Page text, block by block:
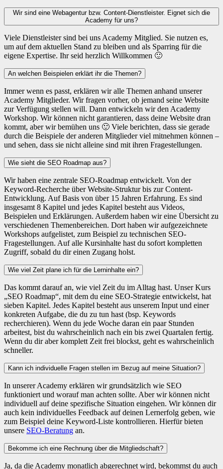
Wir sind eine Webagentur bzw. Content-Dienstleister. Eignet sich die
Academy für uns?
Viele Dienstleister sind bei uns Academy Mitglied. Sie nutzen es,
um auf dem aktuellen Stand zu bleiben und als Sparring für die
eigene Expertise. Ihr seid herzlich Willkommen 🙂
An welchen Beispielen erklärt ihr die Themen?
Immer wenn es passt, erklären wir alle Themen anhand unserer
Academy Mitglieder. Wir fragen vorher, ob jemand seine Website
zur Verfügung stellen will. Dann entwickeln wir den Academy
Workshop. Wir können nicht garantieren, dass deine Website dran
kommt, aber wir bemühen uns 🙂 Viele berichten, dass sie gerade
durch die Beispiele der anderen Mitglieder viel mitnehmen können –
und sehen, dass sie nicht alleine sind mit ihren Fragestellungen.
Wie sieht die SEO Roadmap aus?
Wir haben eine zentrale SEO-Roadmap entwickelt. Von der
Keyword-Recherche über Website-Struktur bis zur Content-
Entwicklung. Auf Basis von über 15 Jahren Erfahrung. Es sind
insgesamt 8 Kapitel und jedes Kapitel besteht aus Videos,
Beispielen und Erklärungen. Außerdem haben wir eine Übersicht zu
verschiedenen Themenbereichen. Dort haben wir aufgezeichnete
Workshops aufgelistet, zum Beispiel zu technischen SEO-
Fragestellungen. Auf alle Kursinhalte hast du sofort kompletten
Zugriff, sobald du dir einen Zugang holst.
Wie viel Zeit plane ich für die Lerninhalte ein?
Das kommt darauf an, wie viel Zeit du im Alltag hast. Unser Kurs
„SEO Roadmap“, mit dem du eine SEO-Strategie entwickelst, hat
sieben Kapitel. Jedes Kapitel besteht aus unserem Input und einer
konkreten Aufgabe, die du zu tun hast (bsp. Keywords
recherchieren). Wenn du jede Woche daran ein paar Stunden
arbeitest, bist du wahrscheinlich nach ein bis zwei Quartalen fertig.
Wenn du dir aber komplett Zeit frei blockst, geht es wahrscheinlich
schneller.
Kann ich individuelle Fragen stellen im Bezug auf meine Situation?
In unserer Academy erklären wir grundsätzlich wie SEO
funktioniert und worauf man achten sollte. Aber wir können nicht
individuell auf deine spezifische Situation eingehen. Wir können dir
auch kein individuelles Feedback auf deinen Lernerfolg geben, wie
zum Beispiel deine Keyword-Liste kontrollieren. Hierfür bieten
unsere SEO-Beratung an.
Bekomme ich eine Rechnung über die Mitgliedschaft?
Ja, da die Academy monatlich abgerechnet wird, bekommst du auch